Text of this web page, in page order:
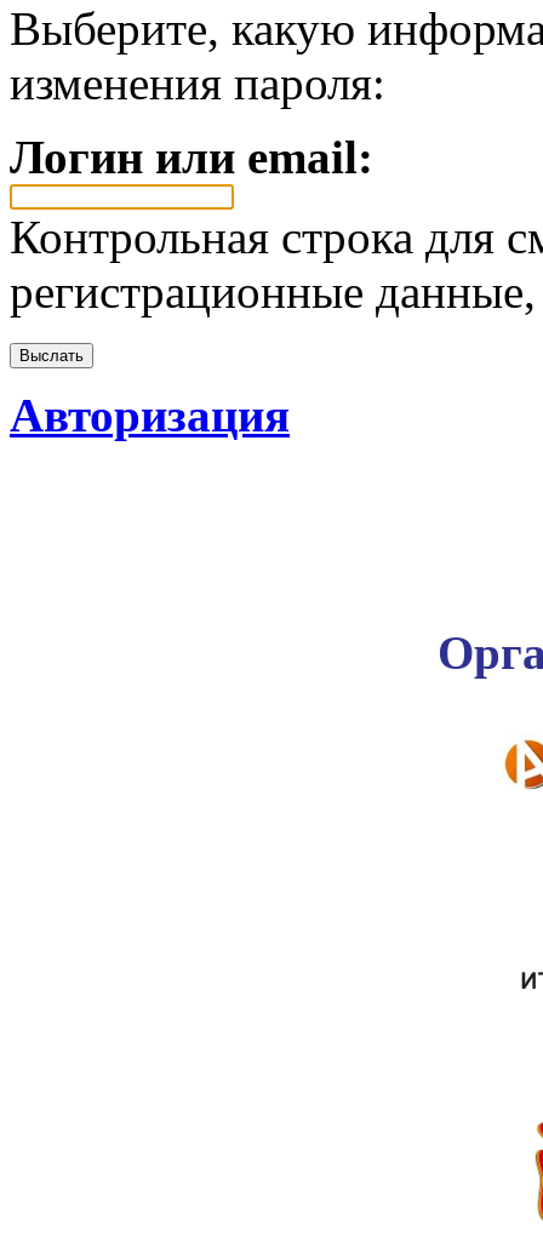
Выберите, какую
изменения пароля:
Логин или email:
Контрольная строка для
регистрационные
Авторизация